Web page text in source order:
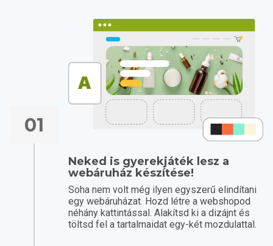
01
Neked is gyerekjáték lesz a
webáruház készítése!
Soha nem volt még ilyen egyszerű elindítani
egy webáruházat. Hozd létre a webshopod
néhány kattintással. Alakítsd ki a dizájnt és
töltsd fel a tartalmaidat egy-két mozdulattal.